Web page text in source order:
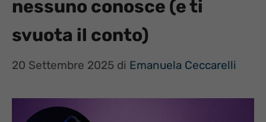
nessuno conosce (e ti
svuota il conto)
20 Settembre 2025 di Emanuela Ceccarelli